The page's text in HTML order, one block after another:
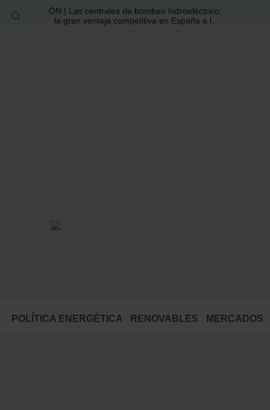
ÓN | Las centrales de bombeo hidroeléctrico,
la gran ventaja competitiva en España a la
POLÍTICA ENERGÉTICA RENOVABLES MERCADOS
BUSCAR